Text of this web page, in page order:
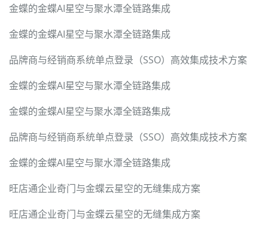
金蝶的金蝶AI星空与聚水潭全链路集成
金蝶的金蝶AI星空与聚水潭全链路集成
品牌商与经销商系统单点登录（SSO）高效集成技术方案
金蝶的金蝶AI星空与聚水潭全链路集成
金蝶的金蝶AI星空与聚水潭全链路集成
品牌商与经销商系统单点登录（SSO）高效集成技术方案
金蝶的金蝶AI星空与聚水潭全链路集成
旺店通企业奇门与金蝶云星空的无缝集成方案
旺店通企业奇门与金蝶云星空的无缝集成方案